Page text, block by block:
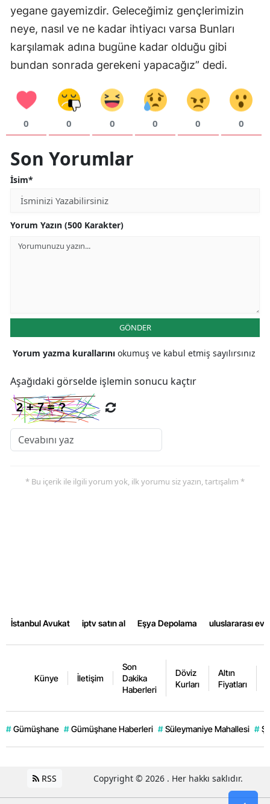
Samsun
Siirt
Sinop
Sivas
Tekirdağ
Tokat
Aksaray
Bayburt
Karaman
Batman
Bartın
Osmaniye
yegane gayemizdir. Geleceğimiz gençlerimizin
neye, nasıl ve ne kadar ihtiyacı varsa Bunları
karşılamak adına bugüne kadar olduğu gibi
bundan sonrada gerekeni yapacağız” dedi.
0 0 0 0 0 0
Son Yorumlar
İsim*
Yorum Yazın (500 Karakter)
GÖNDER
Yorum yazma kurallarını okumuş ve kabul etmiş sayılırsınız
Aşağıdaki görselde işlemin sonucu kaçtır
* Bu içerik ile ilgili yorum yok, ilk yorumu siz yazın, tartışalım *
İstanbul Avukat iptv satın al Eşya Depolama uluslararası
Künye İletişim
Son
Dakika
Haberleri
Döviz
Kurları
Altın
Fiyatları
# Gümüşhane # Gümüşhane Haberleri # Süleymaniye Mahallesi #
RSS Copyright © 2026 . Her hakkı saklıdır.